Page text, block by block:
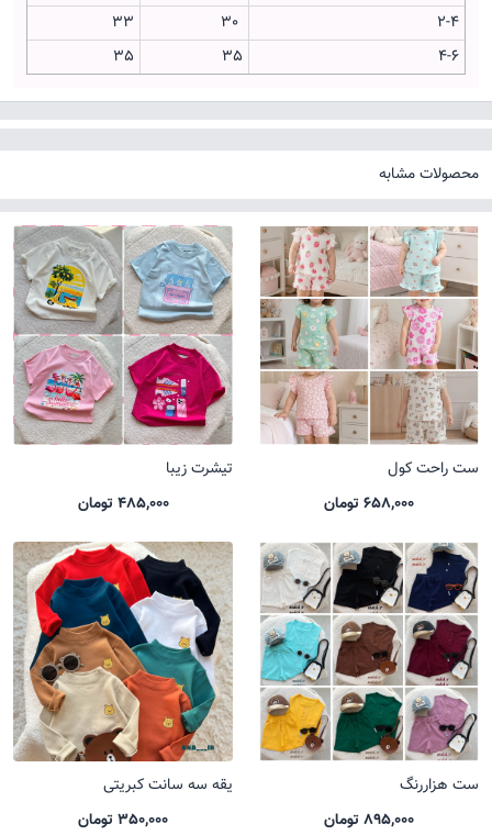
2-4
30
33
4-6
35
35
محصولات مشابه
ست راحت کول
658,000 تومان
تیشرت زیبا
485,000 تومان
ست هزاررنگ
895,000 تومان
یقه سه سانت کبریتی
350,000 تومان